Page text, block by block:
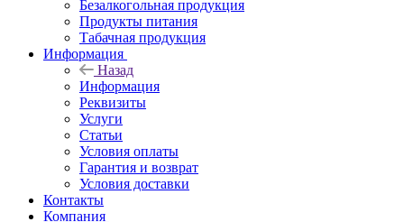
Безалкогольная продукция
Продукты питания
Табачная продукция
Информация
Назад
Информация
Реквизиты
Услуги
Статьи
Условия оплаты
Гарантия и возврат
Условия доставки
Контакты
Компания